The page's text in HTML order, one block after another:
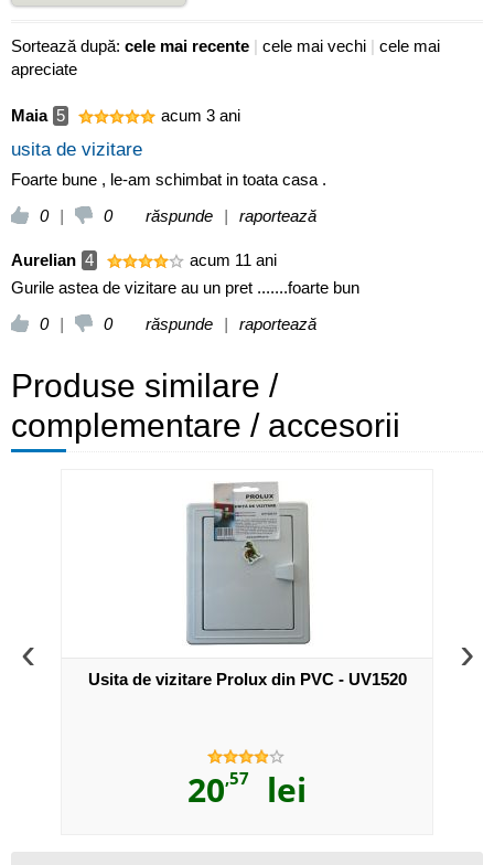
Sortează după: cele mai recente | cele mai vechi | cele mai
apreciate
Maia 5 acum 3 ani
usita de vizitare
Foarte bune , le-am schimbat in toata casa .
0
| 0 răspunde | raportează
Aurelian 4
acum 11 ani
Gurile astea de vizitare au un pret .......foarte bun
0
| 0 răspunde | raportează
Produse similare /
complementare / accesorii
‹
Usita de vizitare Prolux din PVC - UV1520
20,57 lei
›